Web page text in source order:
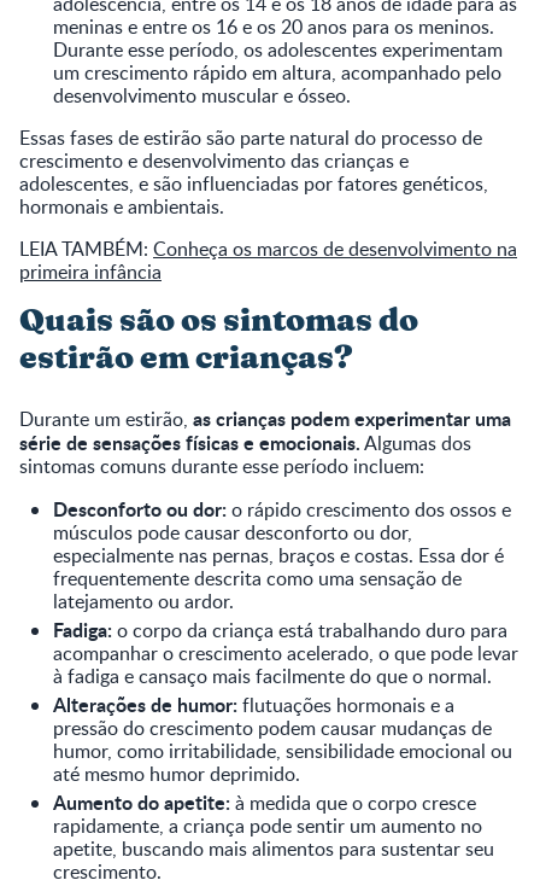
meninas e entre os 16 e os 20 anos para os meninos.
Durante esse período, os adolescentes experimentam
um crescimento rápido em altura, acompanhado pelo
desenvolvimento muscular e ósseo.
Essas fases de estirão são parte natural do processo de
crescimento e desenvolvimento das crianças e
adolescentes, e são influenciadas por fatores genéticos,
hormonais e ambientais.
LEIA TAMBÉM: Conheça os marcos de desenvolvimento na
primeira infância
Quais são os sintomas do
estirão em crianças?
Durante um estirão, as crianças podem experimentar uma
série de sensações físicas e emocionais.Algumas dos
sintomas comuns durante esse período incluem:
Desconforto ou dor:o rápido crescimento dos ossos e
músculos pode causar desconforto ou dor,
especialmente nas pernas, braços e costas. Essa dor é
frequentemente descrita como uma sensação de
latejamento ou ardor.
Fadiga:o corpo da criança está trabalhando duro para
acompanhar o crescimento acelerado, o que pode levar
à fadiga e cansaço mais facilmente do que o normal.
Alterações de humor:flutuações hormonais e a
pressão do crescimento podem causar mudanças de
humor, como irritabilidade, sensibilidade emocional ou
até mesmo humor deprimido.
Aumento do apetite:à medida que o corpo cresce
rapidamente, a criança pode sentir um aumento no
apetite, buscando mais alimentos para sustentar seu
crescimento.